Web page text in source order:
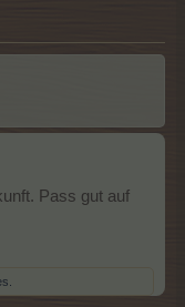
Pass gut auf